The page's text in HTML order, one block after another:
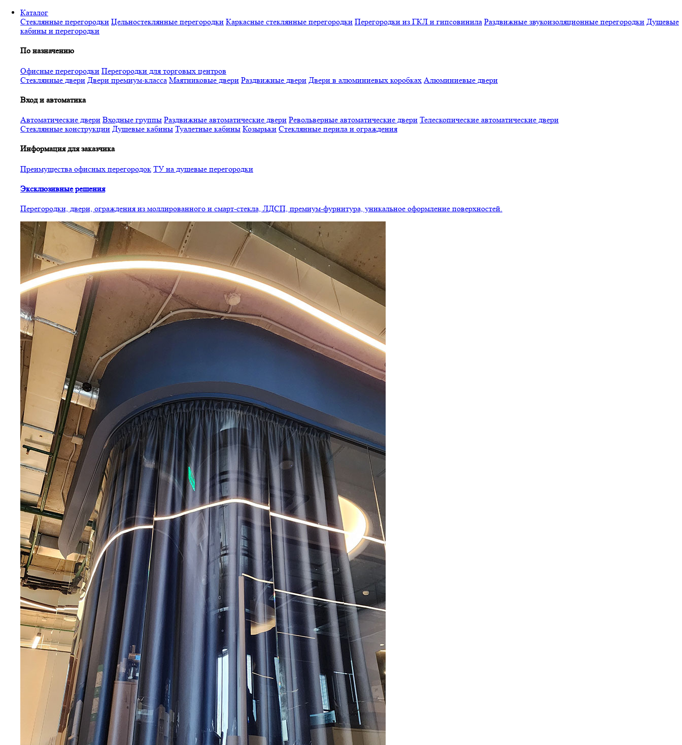
Перейти
основному
Каталог
Стеклянные перегородки Цельностеклянные перегородки Каркасные стеклянные перегородки Перегородки из ГКЛ и гипсовинила Раздвижные звукоизоляционные перегородки Душевые
кабины и перегородки
По назначению
Офисные перегородки Перегородки для торговых центров
Стеклянные двери Двери премиум-класса Маятниковые двери Раздвижные двери Двери в алюминиевых коробках Алюминиевые двери
Вход и автоматика
Автоматические двери Входные группы Раздвижные автоматические двери Револьверные автоматические двери Телескопические автоматические двери
Стеклянные конструкции Душевые кабины Туалетные кабины Козырьки Стеклянные перила и ограждения
Информация для заказчика
Преимущества офисных перегородок ТУ на душевые перегородки
Эксклюзивные решения
Перегородки, двери, ограждения из моллированного и смарт-стекла, ЛДСП, премиум-фурнитура, уникальное оформление поверхностей.